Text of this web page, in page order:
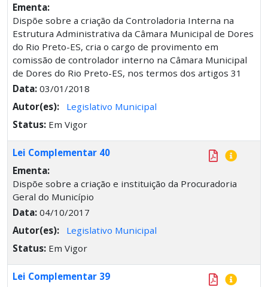
Ementa:
Dispõe sobre a criação da Controladoria Interna na
Estrutura Administrativa da Câmara Municipal de Dores
do Rio Preto-ES, cria o cargo de provimento em
comissão de controlador interno na Câmara Municipal
de Dores do Rio Preto-ES, nos termos dos artigos 31
Data: 03/01/2018
Autor(es):
Legislativo Municipal
Status: Em Vigor
Lei Complementar 40
Ementa:
Dispõe sobre a criação e instituição da Procuradoria
Geral do Município
Data: 04/10/2017
Autor(es):
Legislativo Municipal
Status: Em Vigor
Lei Complementar 39